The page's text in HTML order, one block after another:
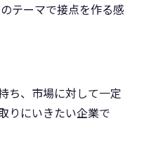
テーマで接点を作る感
ち、市場に対して一定
りにいきたい企業で